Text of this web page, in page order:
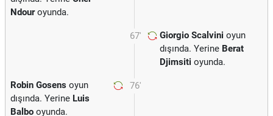
Ndouroyunda.
67' Giorgio Scalvini oyun
dışında. Yerine Berat
Djimsiti oyunda.
76'
Robin Gosens oyun
dışında. Yerine Luis
Balbo oyunda.